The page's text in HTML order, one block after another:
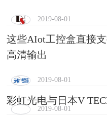
2019-08-01
这些AIot工控盒直接
高清输出
2019-08-01
彩虹光电与日本V
2019-08-01